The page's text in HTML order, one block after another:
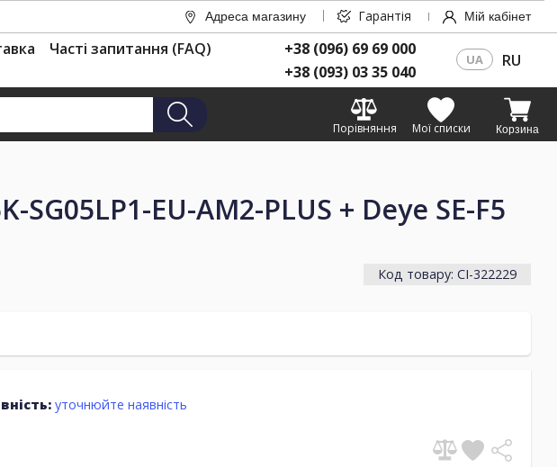
Адреса магазину Гарантія Мій кабінет
Часті запитання (FAQ)
+38 (096) 69 69 000
+38 (093) 03 35 040
UA RU
Порівняння
Мої списки Корзина
EU-AM2-PLUS + Deye SE-F5
Код товару: CI-322229
уточнюйте наявність